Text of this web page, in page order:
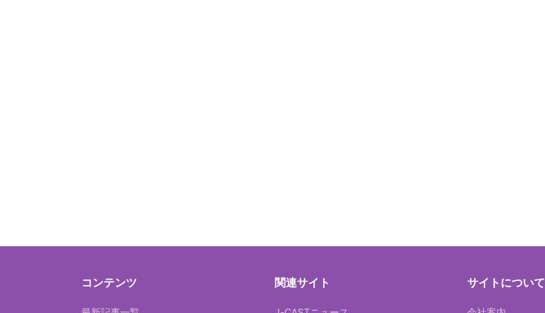
コンテンツ 関連サイト サイトについて